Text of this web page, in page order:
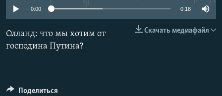
Вернутся
поиску
КАВКАЗ.РЕАЛИИ
СЕВЕР.РЕАЛИИ
СИБИРЬ.РЕАЛИИ
0:00 0:18
Скачать медиафайл
Олланд: что мы хотим от
господина Путина?
Поделиться